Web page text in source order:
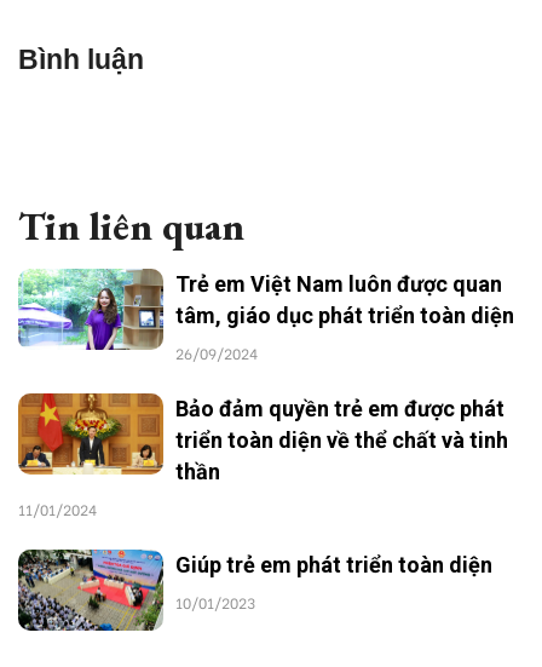
Bình luận
Tin liên quan
Trẻ em Việt Nam luôn được quan
tâm, giáo dục phát triển toàn diện
26/09/2024
Bảo đảm quyền trẻ em được phát
triển toàn diện về thể chất và tinh
thần
11/01/2024
Giúp trẻ em phát triển toàn diện
10/01/2023